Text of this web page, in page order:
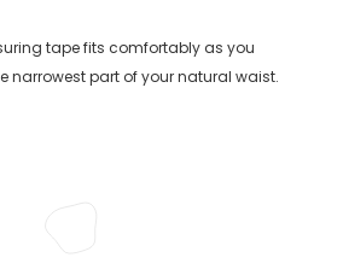
tape fits comfortably as you
narrowest part of your natural waist.